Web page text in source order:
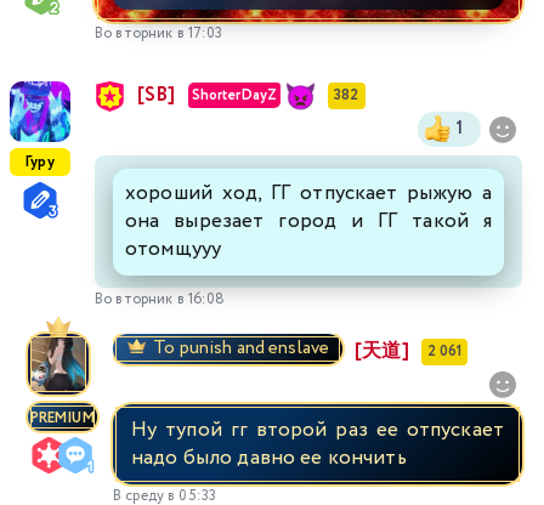
Во вторник в 17:03
Гуру
[SB] ShorterDayZ 382
1
хороший ход, ГГ отпускает рыжую а
она вырезает город и ГГ такой я
отомщууу
Во вторник в 16:08
PREMIUM
To punish and enslave [天道] 2 061
Ну тупой гг второй раз ее отпускает
надо было давно ее кончить
В среду в 05:33